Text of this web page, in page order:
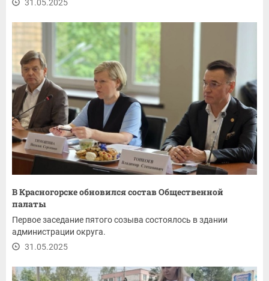
31.05.2025
В Красногорске обновился состав Общественной
палаты
Первое заседание пятого созыва состоялось в здании
администрации округа.
31.05.2025